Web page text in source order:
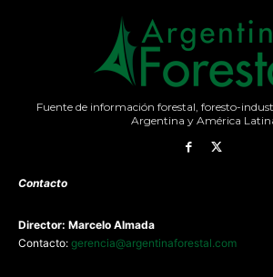
Fuente de información forestal, foresto-
Argentina y América
Contacto
Director: Marcelo Almada
Contacto: gerencia@argentinaforestal.com